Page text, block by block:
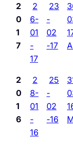
2
0
1
7
2
6-
01
-
17
23
-
02
-17
2
0
1
6
2
8-
01
-
16
25
-
02
-16